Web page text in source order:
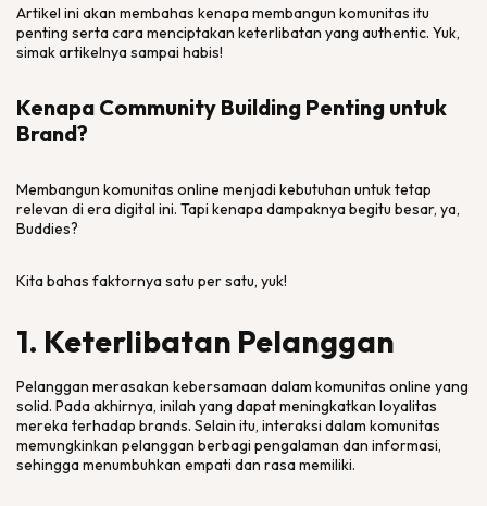
Artikel ini akan membahas kenapa membangun komunitas itu
penting serta cara menciptakan keterlibatan yang authentic. Yuk,
simak artikelnya sampai habis!
Kenapa Community Building Penting untuk
Brand?
Membangun komunitas online menjadi kebutuhan untuk tetap
relevan di era digital ini. Tapi kenapa dampaknya begitu besar, ya,
Buddies?
Kita bahas faktornya satu per satu, yuk!
1. Keterlibatan Pelanggan
Pelanggan merasakan kebersamaan dalam komunitas online yang
solid. Pada akhirnya, inilah yang dapat meningkatkan loyalitas
mereka terhadap brands. Selain itu, interaksi dalam komunitas
memungkinkan pelanggan berbagi pengalaman dan informasi,
sehingga menumbuhkan empati dan rasa memiliki.